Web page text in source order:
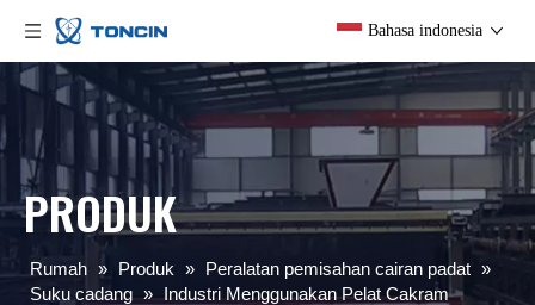
Bahasa indonesia
PRODUK
Rumah » Produk » Peralatan pemisahan cairan padat »
Suku cadang » Industri Menggunakan Pelat Cakram